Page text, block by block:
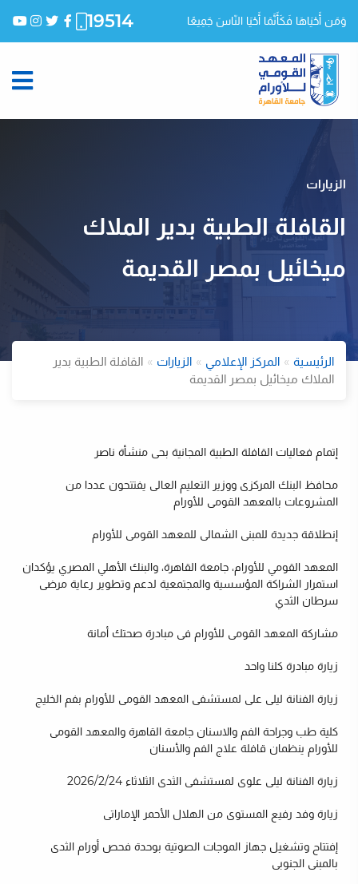
وَمَن أَحْيَاهَا فَكَأَنَّمَا أَحْيَا النّاسَ جَمِيعًا 19514
الزيارات
القافلة الطبية بدير الملاك
ميخائيل بمصر القديمة
الرئيسية المركز الإعلامي الزيارات
القافلة الطبية بدير
الملاك ميخائيل بمصر القديمة
إتمام فعاليات القافلة الطبية المجانية بحى منشأة ناصر
محافظ البنك المركزى ووزير التعليم العالى يفتتحون عددا من
المشروعات بالمعهد القومى للأورام
إنطلاقة جديدة للمبنى الشمالى للمعهد القومى للأورام
المعهد القومي للأورام، جامعة القاهرة، والبنك الأهلي المصري يؤكدان
استمرار الشراكة المؤسسية والمجتمعية لدعم وتطوير رعاية مرضى
سرطان الثدي
مشاركة المعهد القومى للأورام فى مبادرة صحتك أمانة
زيارة مبادرة كلنا واحد
زيارة الفنانة ليلى على لمستشفى المعهد القومى للأورام بفم الخليج
كلية طب وجراحة الفم والاسنان جامعة القاهرة والمعهد القومى
للأورام ينظمان قافلة علاج الفم والأسنان
زيارة الفنانة ليلى علوى لمستشفى الثدى الثلاثاء 2026/2/24
زيارة وفد رفيع المستوى من الهلال الأحمر الإماراتى
إفتتاح وتشغيل جهاز الموجات الصوتية بوحدة فحص أورام الثدى
بالمبنى الجنوبى